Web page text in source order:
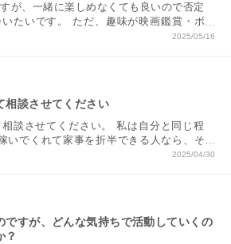
が、一緒に楽しめなくても良いので否定
いたいです。 ただ、趣味が映画鑑賞・ボ
戦・バイクとあまり女性らしいものでは
画鑑賞など、性別関係なく無難な趣味だ
2025/05/16
相談させてください
談させてください。 私は自分と同じ程
いでくれて家事を折半できる人なら、そ
ペックにもこだわっていません。 これ
いのかわかりません。
2025/04/30
ですが、どんな気持ちで活動していくの
？